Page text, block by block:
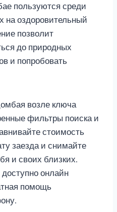
пользуются среди
на оздоровительный
позволит
до природных
и попробовать
возле ключа
фильтры поиска и
стоимость
заезда и снимайте
и своих близких.
онлайн
помощь